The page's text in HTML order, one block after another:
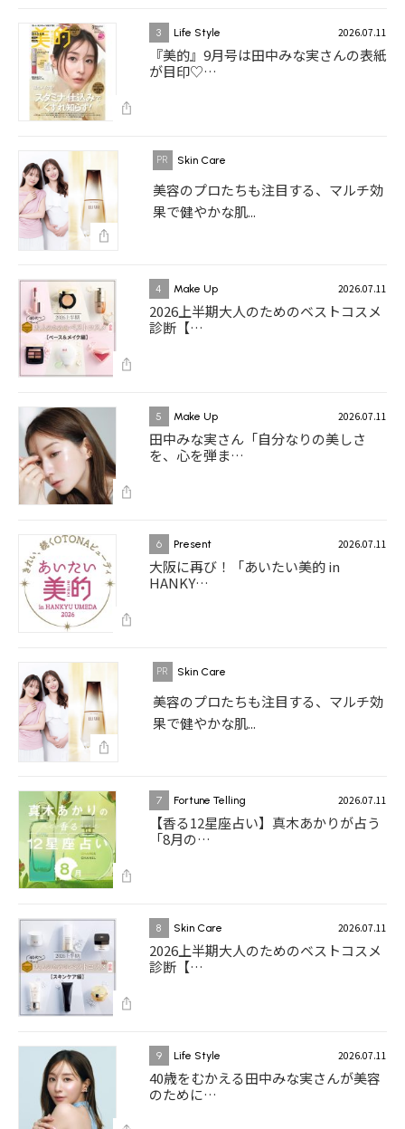
3 Life Style 2026.07.11
『美的』9月号は田中みな実さんの表紙
が目印♡…
Skin Care
美容のプロたちも注目する、マルチ効
果で健やかな肌...
4 Make Up 2026.07.11
2026上半期大人のためのベストコスメ
診断【…
5 Make Up 2026.07.11
田中みな実さん「自分なりの美しさ
を、心を弾ま…
6 Present 2026.07.11
大阪に再び！「あいたい美的 in
HANKY…
Skin Care
美容のプロたちも注目する、マルチ効
果で健やかな肌...
7 Fortune Telling 2026.07.11
【香る12星座占い】真木あかりが占う
「8月の…
8 Skin Care 2026.07.11
2026上半期大人のためのベストコスメ
診断【…
9 Life Style 2026.07.11
40歳をむかえる田中みな実さんが美容
のために…